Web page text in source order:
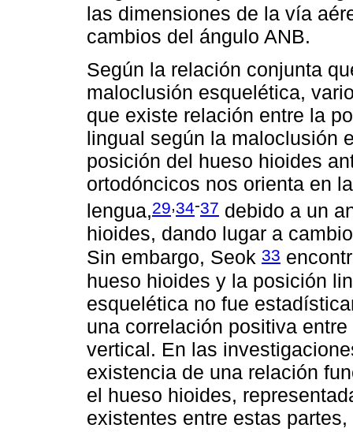
las dimensiones de la vía
cambios del ángulo ANB.
Según la relación conjunta
maloclusión esquelética,
que existe relación entre la
lingual según la maloclusión
posición del hueso hioides
ortodóncicos nos orienta en
lengua,29,34-37 debido a un
hioides, dando lugar a
Sin embargo, Seok 33
hueso hioides y la posición
esquelética no fue
una correlación positiva
vertical. En las
existencia de una relación
el hueso hioides,
existentes entre estas